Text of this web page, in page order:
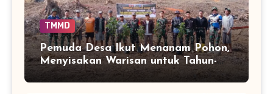
TMMD
Pemuda Desa Ikut Menanam Pohon,
Menyisakan Warisan untuk Tahun-
Tahun Mendatang